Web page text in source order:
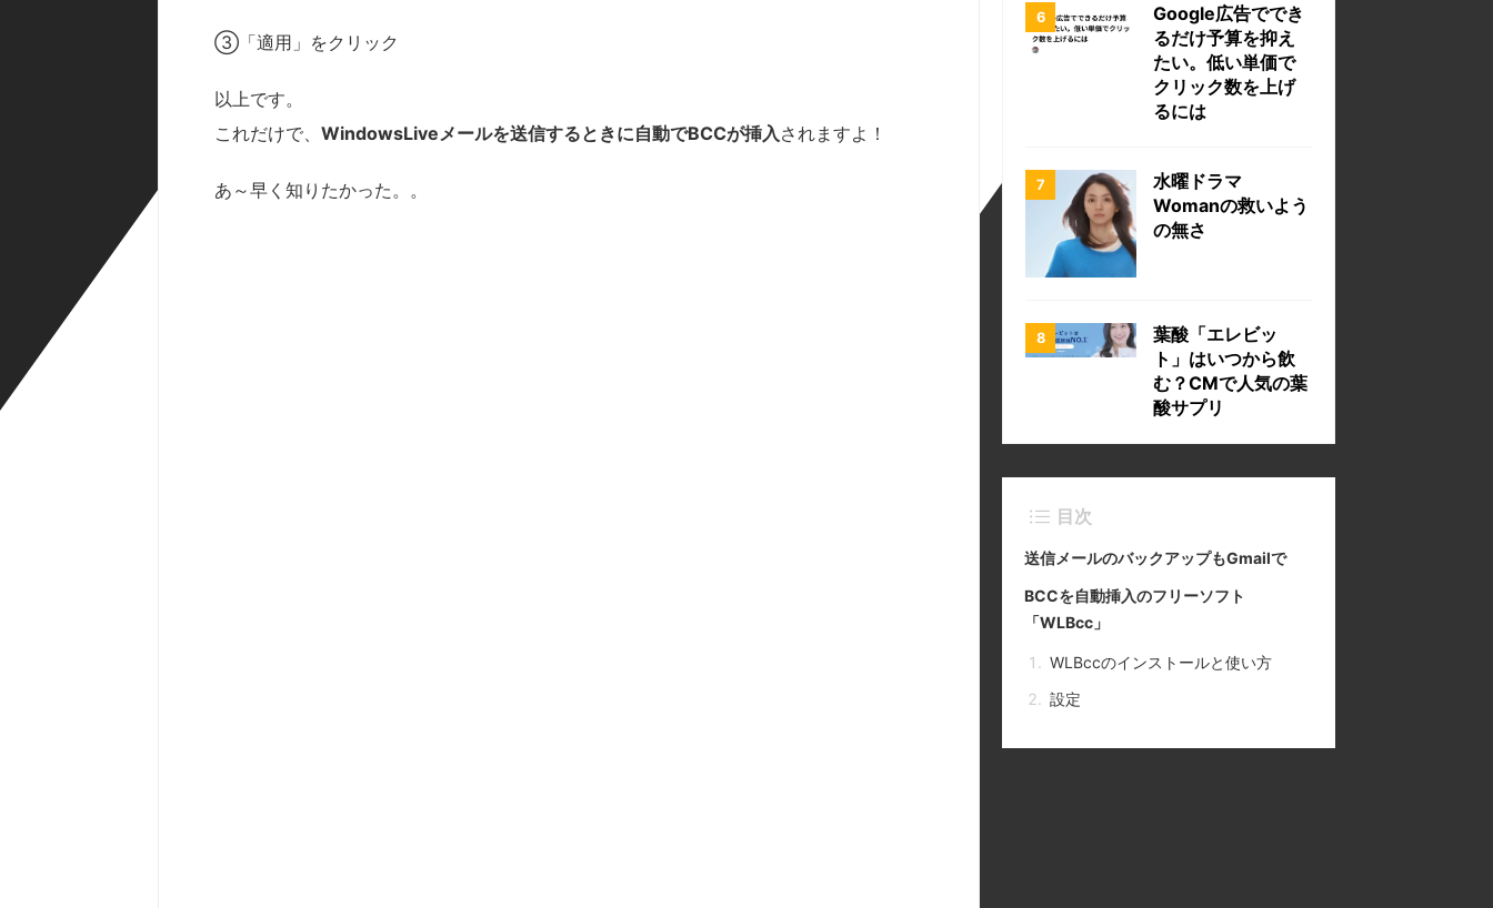
③「適用」をクリック
以上です。
これだけで、 WindowsLiveメールを送信するときに自動でBCCが挿入されますよ！
あ～早く知りたかった。。
Google広告ででき
るだけ予算を抑え
たい。低い単価で
クリック数を上げ
るには
水曜ドラマ
Womanの救いよう
の無さ
葉酸「エレビッ
ト」はいつから飲
む？CMで人気の葉
酸サプリ
目次
送信メールのバックアップもGmailで
BCCを自動挿入のフリーソフト
「WLBcc」
WLBccのインストールと使い方
設定